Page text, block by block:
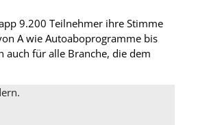
9.200 Teilnehmer ihre Stimme
A wie Autoaboprogramme bis
auch für alle Branche, die dem